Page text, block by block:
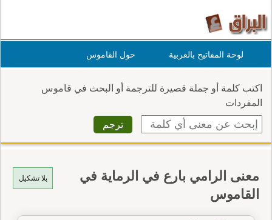
لوحة المفاتيح بالعربية حول القاموس
اكتب كلمة أو جملة قصيرة للترجمة أو البحث في قاموس
المفردات
بلا تشكيل
معنى الرامي بارع في الرماية في
القاموس